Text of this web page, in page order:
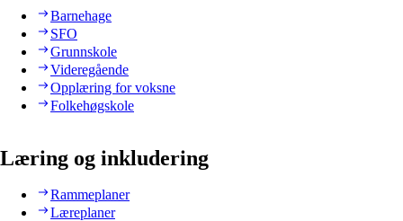
Barnehage
SFO
Grunnskole
Videregående
Opplæring for voksne
Folkehøgskole
Læring og inkludering
Rammeplaner
Læreplaner